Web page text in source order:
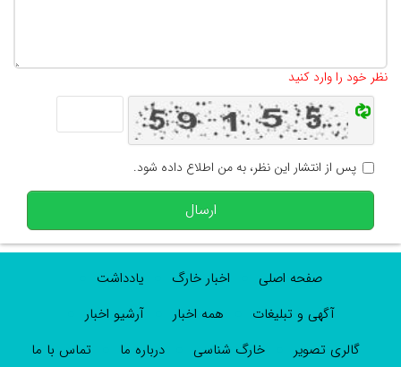
نظر خود را وارد کنید
پس از انتشار این نظر، به من اطلاع داده شود.
ارسال
صفحه اصلی اخبار خارگ
یادداشت
آگهی و تبلیغات
همه اخبار
آرشیو اخبار
گالری تصویر
خارگ شناسی درباره ما تماس با ما